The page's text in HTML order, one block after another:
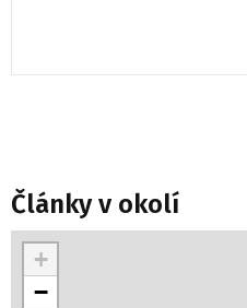
Články v okolí
+
−